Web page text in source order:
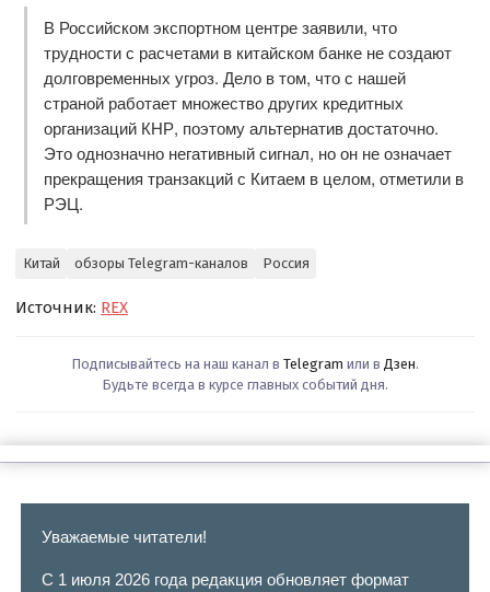
В Российском экспортном центре заявили, что
трудности с расчетами в китайском банке не создают
долговременных угроз. Дело в том, что с нашей
страной работает множество других кредитных
организаций КНР, поэтому альтернатив достаточно.
Это однозначно негативный сигнал, но он не означает
прекращения транзакций с Китаем в целом, отметили в
РЭЦ.
Китай обзоры Telegram-каналов Россия
Источник: REX
Подписывайтесь на наш канал в Telegram или в Дзен.
Будьте всегда в курсе главных событий дня.
Уважаемые читатели!
С 1 июля 2026 года редакция обновляет формат